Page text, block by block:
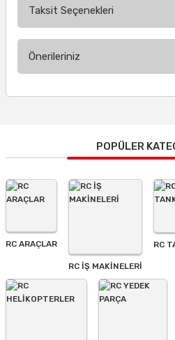
Taksit Seçenekleri
Önerileriniz
Görüş ve önerileriniz için teşekkür
Ürün resmi kalitesiz, bozuk
Ürün açıklamasında eksik
Ürün fiyatı diğer sitelerden daha
Bu ürüne benzer farklı
POPÜLER
RC ARAÇLAR
RC İŞ MAKİNELERİ
RC